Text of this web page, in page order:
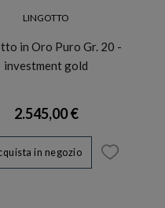
LINGOTTO
in Oro Puro Gr. 20 -
investment gold
2.545,00 €
in negozio